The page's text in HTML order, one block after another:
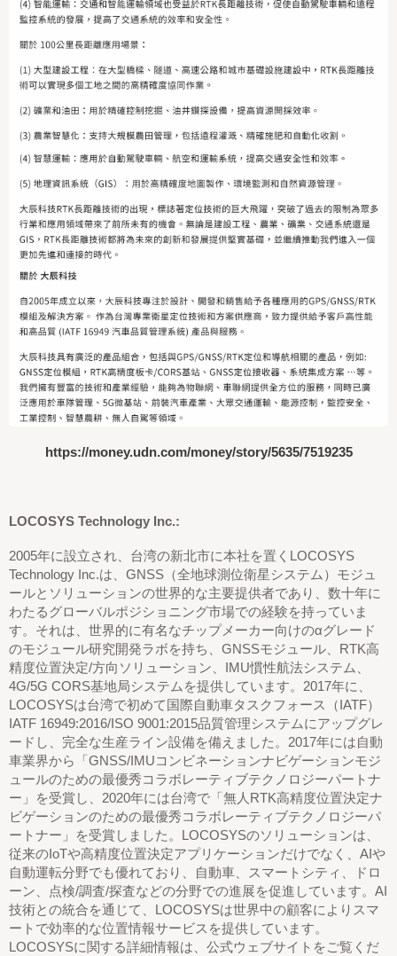
https://money.udn.com/money/story/5635/7519235
LOCOSYS Technology Inc.:
2005年に設立され、台湾の新北市に本社を置くLOCOSYS
Technology Inc.は、GNSS（全地球測位衛星システム）モジュ
ールとソリューションの世界的な主要提供者であり、数十年に
わたるグローバルポジショニング市場での経験を持っていま
す。それは、世界的に有名なチップメーカー向けのαグレード
のモジュール研究開発ラボを持ち、GNSSモジュール、RTK高
精度位置決定/方向ソリューション、IMU慣性航法システム、
4G/5G CORS基地局システムを提供しています。2017年に、
LOCOSYSは台湾で初めて国際自動車タスクフォース（IATF）
IATF 16949:2016/ISO 9001:2015品質管理システムにアップグレ
ードし、完全な生産ライン設備を備えました。2017年には自動
車業界から「GNSS/IMUコンビネーションナビゲーションモジ
ュールのための最優秀コラボレーティブテクノロジーパートナ
ー」を受賞し、2020年には台湾で「無人RTK高精度位置決定ナ
ビゲーションのための最優秀コラボレーティブテクノロジーパ
ートナー」を受賞しました。LOCOSYSのソリューションは、
従来のIoTや高精度位置決定アプリケーションだけでなく、AIや
自動運転分野でも優れており、自動車、スマートシティ、ドロ
ーン、点検/調査/探査などの分野での進展を促進しています。AI
技術との統合を通じて、LOCOSYSは世界中の顧客によりスマ
ートで効率的な位置情報サービスを提供しています。
LOCOSYSに関する詳細情報は、公式ウェブサイトをご覧くだ